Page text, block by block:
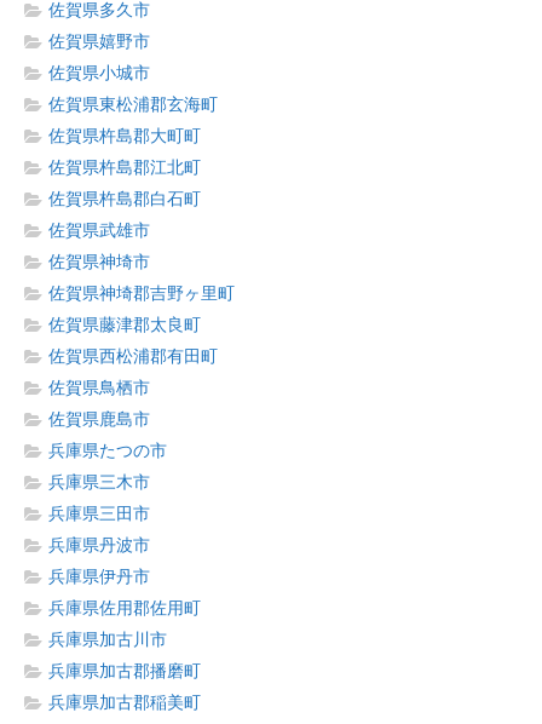
佐賀県多久市
佐賀県嬉野市
佐賀県小城市
佐賀県東松浦郡玄海町
佐賀県杵島郡大町町
佐賀県杵島郡江北町
佐賀県杵島郡白石町
佐賀県武雄市
佐賀県神埼市
佐賀県神埼郡吉野ヶ里町
佐賀県藤津郡太良町
佐賀県西松浦郡有田町
佐賀県鳥栖市
佐賀県鹿島市
兵庫県たつの市
兵庫県三木市
兵庫県三田市
兵庫県丹波市
兵庫県伊丹市
兵庫県佐用郡佐用町
兵庫県加古川市
兵庫県加古郡播磨町
兵庫県加古郡稲美町